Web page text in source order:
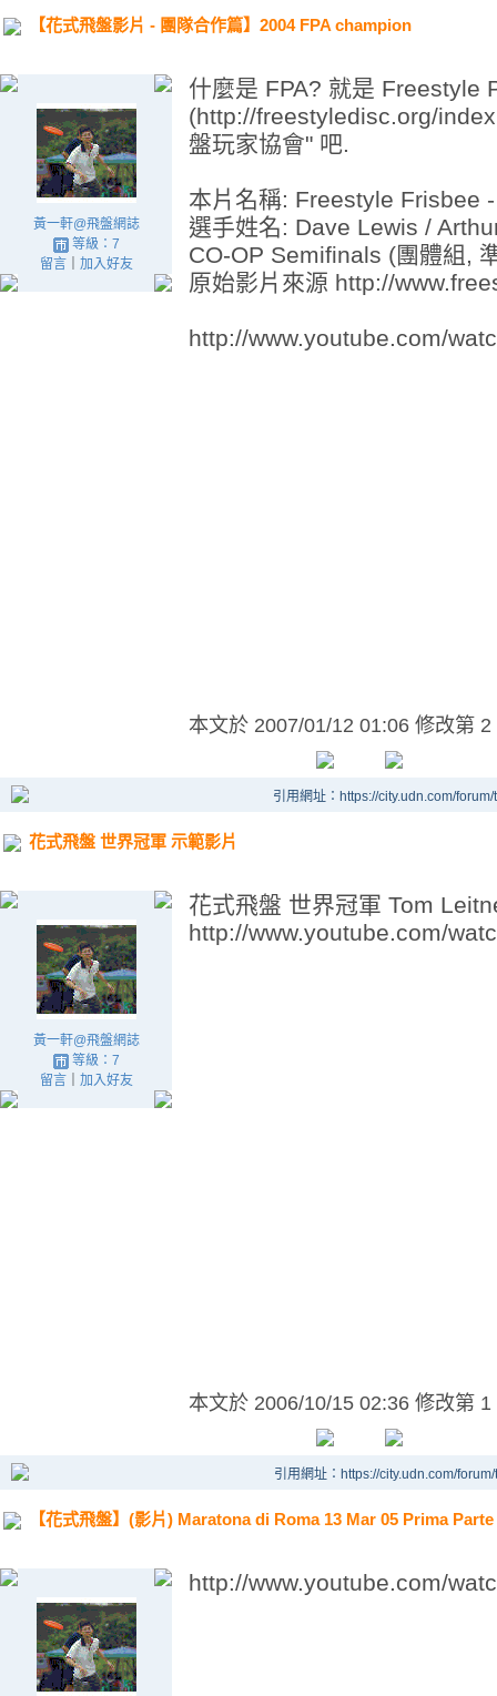
【花式飛盤影片 - 團隊合作篇】2004 FPA champion
黃一軒@飛盤網誌
等級：7
留言｜ 加入好友
什麼是 FPA? 就是 Freestyle
(http://freestyledisc.org/
盤玩家協會" 吧.
本片名稱: Freestyle Frisbee
選手姓名: Dave Lewis /
CO-OP Semifinals (團體組,
原始影片來源 http://
http://www.youtube.com/
本文於 2007/01/12 01:06 修改第 2
引用網址：https://city.udn.com/
花式飛盤 世界冠軍 示範影片
黃一軒@飛盤網誌
等級：7
留言｜ 加入好友
花式飛盤 世界冠軍 Tom
http://www.youtube.com/
本文於 2006/10/15 02:36 修改第 1
引用網址：https://city.udn.com/
【花式飛盤】(影片) Maratona di Roma 13 Mar 05 Prima Parte
http://www.youtube.com/